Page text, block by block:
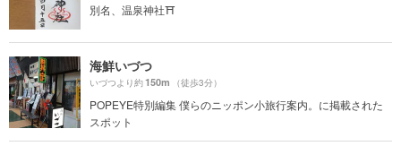
別名、温泉神社⛩
海鮮いづつ
いづつより約150m （徒歩3分）
POPEYE特別編集 僕らのニッポン小旅行案内。に掲載された
スポット